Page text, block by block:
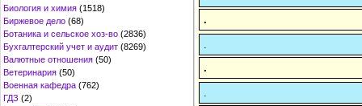
Биология и химия (1518)
Биржевое дело (68)
Ботаника и сельское хоз-во (2836)
Бухгалтерский учет и аудит (8269)
Валютные отношения (50)
Ветеринария (50)
Военная кафедра (762)
ГДЗ (2)
.
.